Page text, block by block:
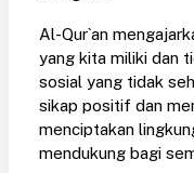
Al-Qur`an
yang kita miliki dan
sosial yang tidak
sikap positif dan
menciptakan
mendukung bagi